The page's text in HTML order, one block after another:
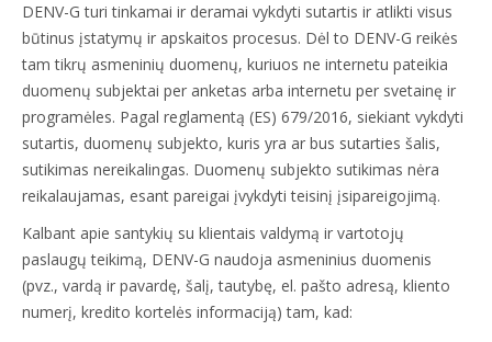
DENV-G turi tinkamai ir deramai vykdyti sutartis ir atlikti visus
būtinus įstatymų ir apskaitos procesus. Dėl to DENV-G reikės
tam tikrų asmeninių duomenų, kuriuos ne internetu pateikia
duomenų subjektai per anketas arba internetu per svetainę ir
programėles. Pagal reglamentą (ES) 679/2016, siekiant vykdyti
sutartis, duomenų subjekto, kuris yra ar bus sutarties šalis,
sutikimas nereikalingas. Duomenų subjekto sutikimas nėra
reikalaujamas, esant pareigai įvykdyti teisinį įsipareigojimą.
Kalbant apie santykių su klientais valdymą ir vartotojų
paslaugų teikimą, DENV-G naudoja asmeninius duomenis
(pvz., vardą ir pavardę, šalį, tautybę, el. pašto adresą, kliento
numerį, kredito kortelės informaciją) tam, kad: